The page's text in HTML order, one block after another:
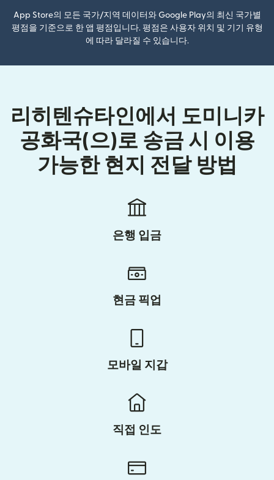
App Store의 모든 국가/지역 데이터와 Google Play의 최신 국가별
평점을 기준으로 한 앱 평점입니다. 평점은 사용자 위치 및 기기 유형
에 따라 달라질 수 있습니다.
리히텐슈타인에서 도미니카
공화국(으)로 송금 시 이용
가능한 현지 전달 방법
은행 입금
현금 픽업
모바일 지갑
직접 인도